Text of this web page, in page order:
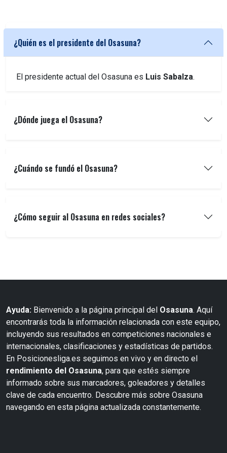
¿Quién es el presidente del Osasuna?
El presidente actual del Osasuna es Luis Sabalza.
¿Dónde juega el Osasuna?
¿Cuándo se fundó el Osasuna?
¿Cómo seguir al Osasuna en redes sociales?
Ayuda: Bienvenido a la página principal del Osasuna. Aquí
encontrarás toda la información relacionada con este equipo,
incluyendo sus resultados en competiciones nacionales e
internacionales, clasificaciones y estadísticas de partidos.
En Posicionesliga.es seguimos en vivo y en directo el
rendimiento del Osasuna, para que estés siempre
informado sobre sus marcadores, goleadores y detalles
clave de cada encuentro. Descubre más sobre Osasuna
navegando en esta página actualizada constantemente.